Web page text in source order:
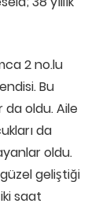
2 no.lu
Bu
da oldu. Aile
da
oldu.
geliştiği
saat